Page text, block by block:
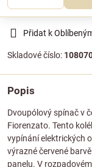
Přidat k
Skladové číslo:
Popis
Dvoupólový spínač v
Fiorenzato. Tento
vypínání elektrických
výrazné červené
panelu. V